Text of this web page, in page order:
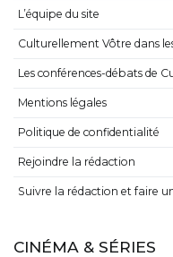
L’équipe du site
Culturellement Vôtre dans
Les conférences-débats de
Mentions légales
Politique de confidentialité
Rejoindre la rédaction
Suivre la rédaction et faire
CINÉMA & SÉRIES